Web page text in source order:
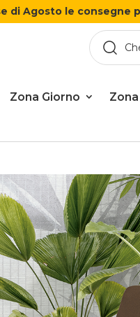
di Agosto le consegne
Zona Giorno